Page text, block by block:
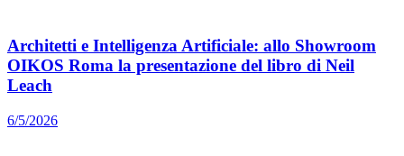
Architetti e Intelligenza Artificiale: allo Showroom
OIKOS Roma la presentazione del libro di Neil
Leach
6/5/2026